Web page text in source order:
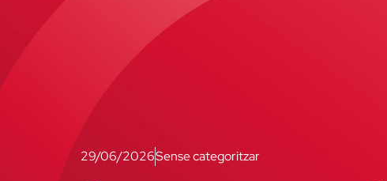
29/06/2026Sense categoritzar